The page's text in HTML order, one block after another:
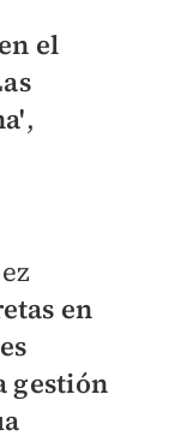
el
,
en
gestión